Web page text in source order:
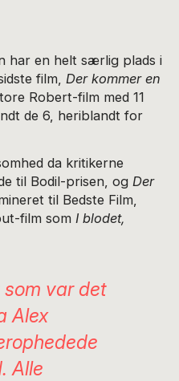
har en helt særlig plads i
film, Der kommer en
Robert-film med 11
de 6, heriblandt for
da kritikerne
til Bodil-prisen, ogDer
til Bedste Film,
film somI blodet,
var det
Alex
Alle